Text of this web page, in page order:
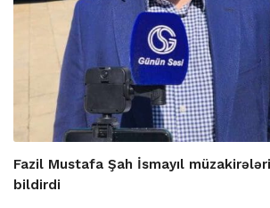
Fazil Mustafa Şah İsmayıl
bildirdi